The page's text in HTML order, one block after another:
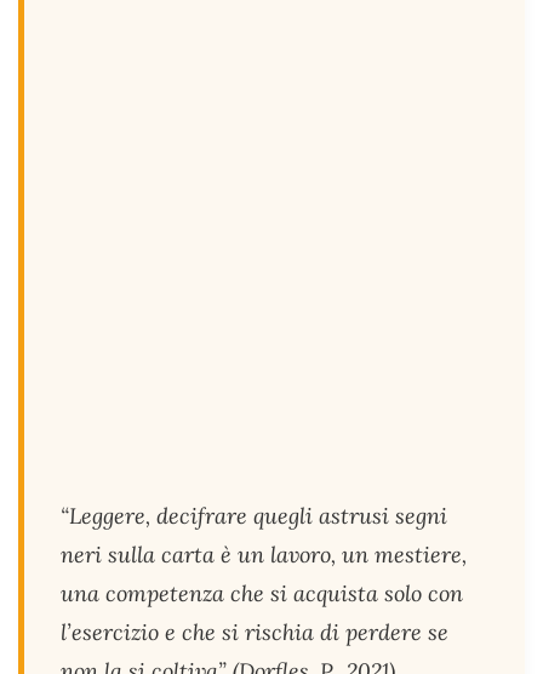
“Leggere, decifrare quegli astrusi segni
neri sulla carta è un lavoro, un mestiere,
una competenza che si acquista solo con
l’esercizio e che si rischia di perdere se